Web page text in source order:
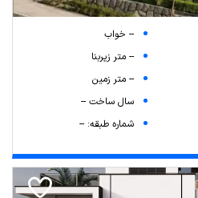
-- خواب
-- متر زیربنا
-- متر زمین
سال ساخت --
شماره طبقه: --